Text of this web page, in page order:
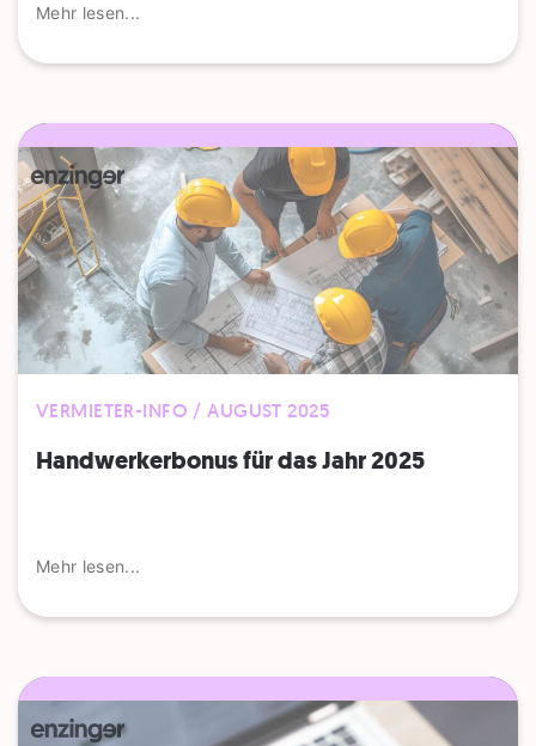
Mehr lesen...
VERMIETER-INFO / AUGUST 2025
Handwerkerbonus für das Jahr 2025
Mehr lesen...